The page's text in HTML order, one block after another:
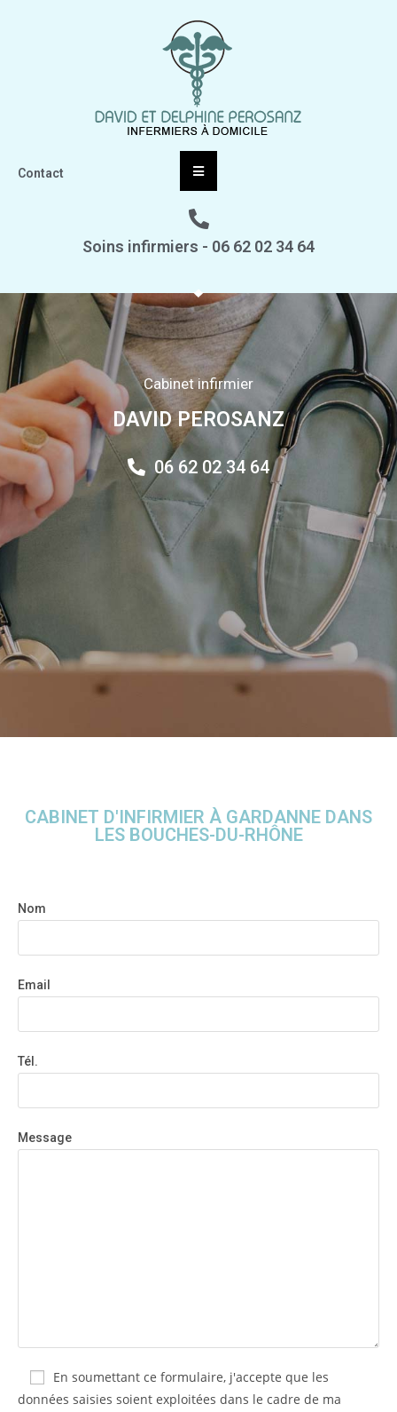
Contact
Soins infirmiers - 06 62 02 34 64
Cabinet infirmier
DAVID PEROSANZ
06 62 02 34 64
CABINET D'INFIRMIER À GARDANNE DANS
LES BOUCHES-DU-RHÔNE
Nom
Email
Tél.
Message
En soumettant ce formulaire, j'accepte que les
données saisies soient exploitées dans le cadre de ma